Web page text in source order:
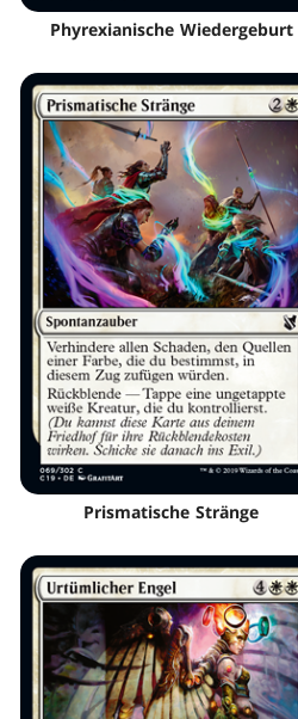
Phyrexianische Wiedergeburt
Prismatische Stränge